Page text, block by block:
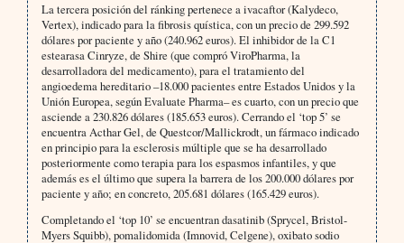
La tercera posición del ránking pertenece a ivacaftor (Kalydeco,
Vertex), indicado para la fibrosis quística, con un precio de 299.592
dólares por paciente y año (240.962 euros). El inhibidor de la C1
estearasa Cinryze, de Shire (que compró ViroPharma, la
desarrolladora del medicamento), para el tratamiento del
angioedema hereditario –18.000 pacientes entre Estados Unidos y la
Unión Europea, según Evaluate Pharma– es cuarto, con un precio que
asciende a 230.826 dólares (185.653 euros). Cerrando el ‘top 5’ se
encuentra Acthar Gel, de Questcor/Mallickrodt, un fármaco indicado
en principio para la esclerosis múltiple que se ha desarrollado
posteriormente como terapia para los espasmos infantiles, y que
además es el último que supera la barrera de los 200.000 dólares por
paciente y año; en concreto, 205.681 dólares (165.429 euros).
Completando el ‘top 10’ se encuentran dasatinib (Sprycel, Bristol-
Myers Squibb), pomalidomida (Imnovid, Celgene), oxibato sodio